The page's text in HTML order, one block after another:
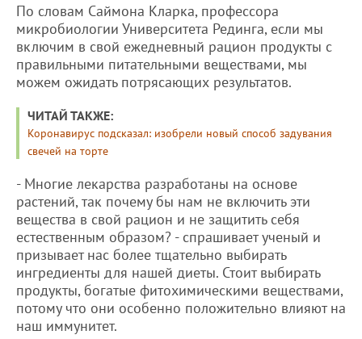
По словам Саймона Кларка, профессора
микробиологии Университета Рединга, если мы
включим в свой ежедневный рацион продукты с
правильными питательными веществами, мы
можем ожидать потрясающих результатов.
ЧИТАЙ ТАКЖЕ:
Коронавирус подсказал: изобрели новый способ задувания
свечей на торте
- Многие лекарства разработаны на основе
растений, так почему бы нам не включить эти
вещества в свой рацион и не защитить себя
естественным образом? - спрашивает ученый и
призывает нас более тщательно выбирать
ингредиенты для нашей диеты. Стоит выбирать
продукты, богатые фитохимическими веществами,
потому что они особенно положительно влияют на
наш иммунитет.